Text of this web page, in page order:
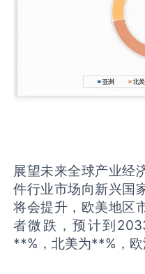
展望未来全球产业经
件行业市场向新兴国
将会提升，欧美地区
者微跌，预计到
**%，北美为**%，欧